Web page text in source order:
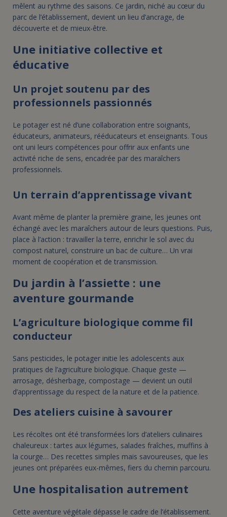
mêlent au rythme des saisons. Ce jardin, niché au cœur du
parc de l’établissement, devient un lieu d’ancrage, de
découverte et de mieux-être.
Une initiative collective et
éducative
Un projet soutenu par des
professionnels passionnés
Le potager est né d’une collaboration entre soignants,
éducateurs, animateurs, rééducateurs et enseignants. Tous
ont uni leurs compétences pour offrir aux enfants une
activité riche de sens, encadrée par des maraîchers
professionnels.
Un terrain d’apprentissage vivant
Avant même de planter la première graine, les jeunes ont
échangé avec les maraîchers autour de leurs questions. Puis,
place à l’action : travailler la terre, enrichir le sol avec du
compost naturel, construire un bac de culture… Un vrai
moment de coopération et de transmission.
Du jardin à l’assiette : une
aventure gourmande
L’agriculture biologique comme fil
conducteur
Sans pesticides, le potager initie les adolescents aux
pratiques de l’agriculture biologique. Chaque geste —
arrosage, désherbage, compostage — devient un outil
d’apprentissage du respect de la nature et de la patience.
Des ateliers cuisine à savourer
Les récoltes ont été transformées lors d’ateliers culinaires
chaleureux : tartes aux légumes, salades fraîches, muffins à
la courge… Des recettes simples mais savoureuses, que les
jeunes ont préparées eux-mêmes, fiers du chemin parcouru.
Une hospitalisation autrement
Cette aventure végétale dépasse le cadre de l’établissement.